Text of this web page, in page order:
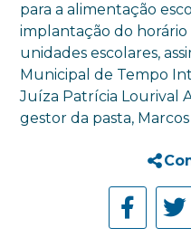
para a alimentação
implantação do
unidades escolares,
Municipal de Tempo
Juíza Patrícia Lourival
gestor da pasta, Marcos